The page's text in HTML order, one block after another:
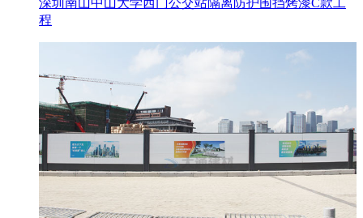
深圳南山中山大学西门公交站隔离防护围挡烤漆C款工
程